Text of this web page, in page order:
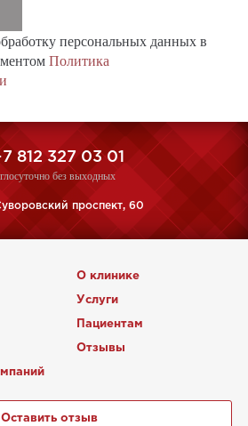
персональных данных в
Политика
812 327 03 01
без выходных
проспект, 60
О клинике
Услуги
Пациентам
Отзывы
Оставить отзыв